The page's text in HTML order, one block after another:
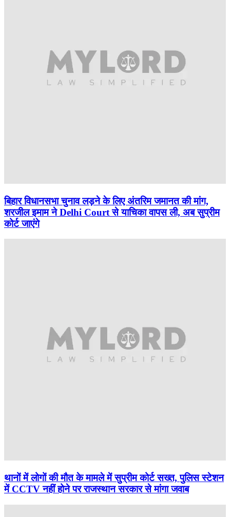
बिहार विधानसभा चुनाव लड़ने के लिए अंतरिम जमानत की मांग,
शरजील इमाम ने Delhi Court से याचिका वापस ली, अब सुप्रीम
कोर्ट जाएंगे
थानों में लोगों की मौत के मामले में सुप्रीम कोर्ट सख्त, पुलिस स्टेशन
में CCTV नहीं होने पर राजस्थान सरकार से मांगा जवाब